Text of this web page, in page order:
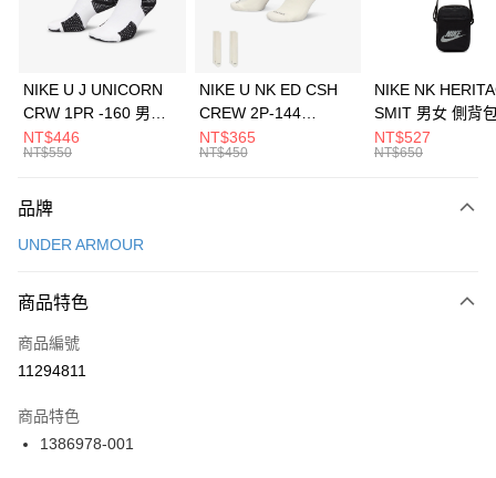
華南商業銀行
彰化商業銀行
上海商業儲蓄銀行
元大商業銀行
台灣樂天信用卡公司
Apple Pay
全盈+PAY
AFTEE先享後付
【關於「AFTEE先享後付」】
便利好安心！
３．安心：先確認商品／服務後，再付款。
【「AFTEE先享後付」結帳流程】
１．於結帳方式選擇「AFTEE先享後付」後，將跳轉至「AFTEE先享後付」
２．訂單成立數日內，您將收到繳費通知簡訊。
３．收到繳費通知簡訊後14天內，點擊此簡訊中的連結，可透過四大超商／
ATM／網路銀行／等多元方式進行付款，方視為交易完成。
運送方式
每筆NT$100，滿NT$1,500(含以上)免運費
宅配
每筆NT$100，滿NT$1,500(含以上)免運費
付款後門市自取
每筆NT$100，滿NT$1,500(含以上)免運費
NIKE U J UNICORN
CRW 1PR -160 男女
中統襪 FZ3393100
NT$446
NT$550
NIKE U NK ED CSH
CREW 2P-144
EMBRDY 男女 短統襪
FZ3073133
NT$365
NT$450
NIKE NK
SMIT 男女 側背
BA5871010
NT$527
NT$650
品牌
UNDER ARMOUR
商品特色
商品編號
11294811
商品特色
1386978-001